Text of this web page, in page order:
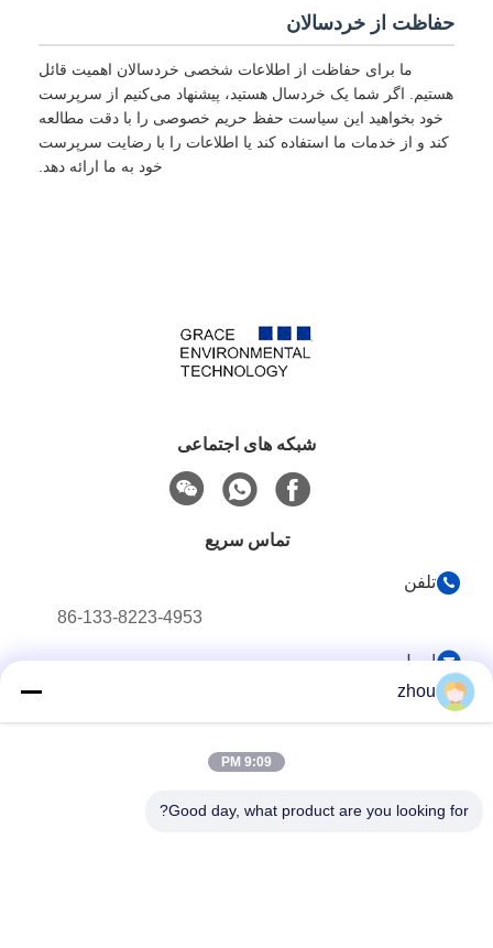
حفاظت از خردسالان
ما برای حفاظت از اطلاعات شخصی خردسالان اهمیت قائل
هستیم. اگر شما یک خردسال هستید، پیشنهاد می‌کنیم از سرپرست
خود بخواهید این سیاست حفظ حریم خصوصی را با دقت مطالعه
کند و از خدمات ما استفاده کند یا اطلاعات را با رضایت سرپرست
خود به ما ارائه دهد.
شبکه های اجتماعی
تماس سریع
تلفن
86-133-8223-4953
ایمیل
zhou
9:09 PM
Good day, what product are you looking for?